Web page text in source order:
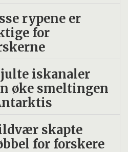
rypene er
for
iskanaler
øke smeltingen
skapte
for forskere